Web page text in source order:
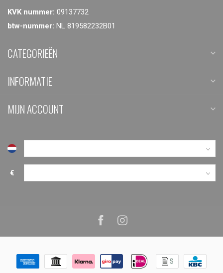
KVK nummer: 09137732
btw-nummer: NL 819582232B01
CATEGORIEËN
INFORMATIE
MIJN ACCOUNT
€